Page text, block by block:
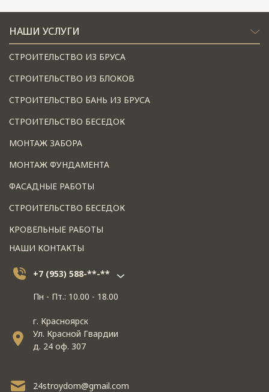
НАШИ УСЛУГИ
СТРОИТЕЛЬСТВО ИЗ БРУСА
СТРОИТЕЛЬСТВО ИЗ БЛОКОВ
СТРОИТЕЛЬСТВО БАНЬ ИЗ БРУСА
СТРОИТЕЛЬСТВО БЕСЕДОК
МОНТАЖ ЗАБОРА
МОНТАЖ ФУНДАМЕНТА
ФАСАДНЫЕ РАБОТЫ
СТРОИТЕЛЬСТВО БЕСЕДОК
КРОВЕЛЬНЫЕ РАБОТЫ
НАШИ КОНТАКТЫ
+7 (953) 588-**-**
Пн - Пт.: 10.00 - 18.00
г. Красноярск
Ул. Красной Гвардии
д. 24 оф. 307
24stroydom@gmail.com